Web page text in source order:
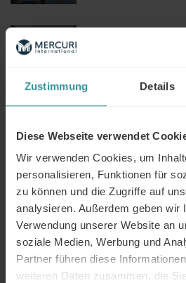
Zustimmung Details
Diese Webseite verwendet
Wir verwenden Cookies, um
personalisieren, Funktionen für
zu können und die Zugriffe auf
analysieren. Außerdem geben wir
Verwendung unserer Website an
soziale Medien, Werbung und
Partner führen diese
weiteren Daten zusammen, die
Artikel: Wandel
Konsequenzen
erfolgreich
Weiter Lesen
5 entscheidende
nachhaltigen
Weiter Lesen